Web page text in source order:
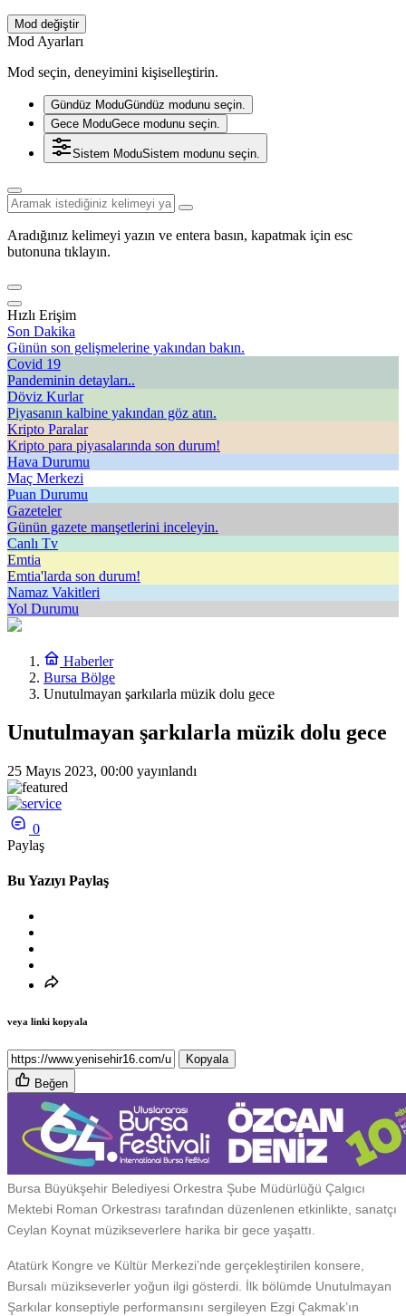
Mod değiştir
Mod Ayarları
Mod seçin, deneyimini kişiselleştirin.
Gündüz ModuGündüz modunu seçin.
Gece ModuGece modunu seçin.
Sistem ModuSistem modunu seçin.
Aradığınız kelimeyi yazın ve entera basın, kapatmak için esc
butonuna tıklayın.
Hızlı Erişim
Son Dakika
Günün son gelişmelerine yakından bakın.
Covid 19
Pandeminin detayları..
Döviz Kurlar
Piyasanın kalbine yakından göz atın.
Kripto Paralar
Kripto para piyasalarında son durum!
Hava Durumu
Maç Merkezi
Puan Durumu
Gazeteler
Günün gazete manşetlerini inceleyin.
Canlı Tv
Emtia
Emtia'larda son durum!
Namaz Vakitleri
Yol Durumu
Haberler
Bursa Bölge
Unutulmayan şarkılarla müzik dolu gece
Unutulmayan şarkılarla müzik dolu gece
25 Mayıs 2023, 00:00 yayınlandı
0
Paylaş
Bu Yazıyı Paylaş
veya linki kopyala
Kopyala
Beğen
Bursa Büyükşehir Belediyesi Orkestra Şube Müdürlüğü Çalgıcı
Mektebi Roman Orkestrası tarafından düzenlenen etkinlikte, sanatçı
Ceylan Koynat müzikseverlere harika bir gece yaşattı.
Atatürk Kongre ve Kültür Merkezi’nde gerçekleştirilen konsere,
Bursalı müzikseverler yoğun ilgi gösterdi. İlk bölümde Unutulmayan
Şarkılar konseptiyle performansını sergileyen Ezgi Çakmak’ın